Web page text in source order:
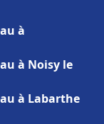
à
à Noisy le
à Labarthe